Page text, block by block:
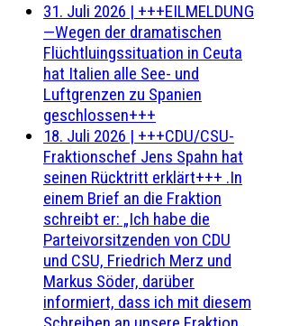
31. Juli 2026 | +++EILMELDUNG
—Wegen der dramatischen
Flüchtluingssituation in Ceuta
hat Italien alle See- und
Luftgrenzen zu Spanien
geschlossen+++
18. Juli 2026 | +++CDU/CSU-
Fraktionschef Jens Spahn hat
seinen Rücktritt erklärt+++ .In
einem Brief an die Fraktion
schreibt er: „Ich habe die
Parteivorsitzenden von CDU
und CSU, Friedrich Merz und
Markus Söder, darüber
informiert, dass ich mit diesem